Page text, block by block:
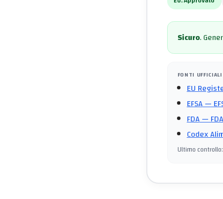
Sicuro.
FONTI UFFICIALI
EU
EFSA—
FDA—
Codex
Ultimo controllo: